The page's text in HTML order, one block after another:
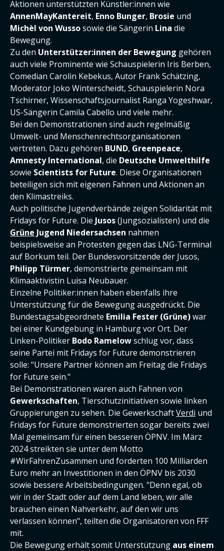
Aktionen unterstützten Künstler:innen wie
AnnenMayKantereit, Enno Bunger, Brosie und
Michèl von Wussosowie die Sängerin Lina die
Bewegung.
Zu den Unterstützer:innen der Bewegung gehören
auch viele Prominente wie Schauspielerin Iris Berben,
Comedian Carolin Kebekus, Autor Frank Schätzing,
Moderator Joko Winterscheidt, Schauspielerin Nora
Tschirner, Wissenschaftsjournalist Ranga Yogeshwar,
US-Sängerin Camila Cabello und viele mehr.
Bei den Demonstrationen sind auch regelmäßig
Umwelt- und Menschenrechtsorganisationen
vertreten. Dazu gehören BUND, Greenpeace,
Amnesty International, die Deutsche Umwelthilfe
sowie Scientists for Future. Diese Organisationen
beteiligen sich mit eigenen Fahnen und Aktionen an
den Klimastreiks.
Auch politische Jugendverbände zeigen Solidarität mit
Fridays for Future. Die Jusos(Jungsozialisten) und die
Grüne Jugend Niedersachsen nahmen
beispielsweise an Protesten gegen das LNG-Terminal
auf Borkum teil. Der Bundesvorsitzende der Jusos,
Philipp Türmer, demonstrierte gemeinsam mit
Klimaaktivistin Luisa Neubauer.
Einzelne Politiker:innen haben ebenfalls ihre
Unterstützung für die Bewegung ausgedrückt. Die
Bundestagsabgeordnete Emilia Fester (Grüne)war
bei einer Kundgebung in Hamburg vor Ort. Der
Linken-Politiker Bodo Ramelowschlug vor, dass
seine Partei mit Fridays for Future demonstrieren
solle: "Unsere Partner können am Freitag die Fridays
for Future sein."
Bei Demonstrationen waren auch Fahnen von
Gewerkschaften, Tierschutzinitiativen sowie linken
Gruppierungen zu sehen. Die GewerkschaftVerdi und
Fridays for Future demonstrierten sogar bereits zwei
Mal gemeinsam für einen besseren ÖPNV. Im März
2024 streikten sie unter dem Motto
#WirFahrenZusammen und forderten 100 Milliarden
Euro mehr an Investitionen in den ÖPNV bis 2030
sowie bessere Arbeitsbedingungen. "Denn egal, ob
wir in der Stadt oder auf dem Land leben, wir alle
brauchen einen Nahverkehr, auf den wir uns
verlassen können", teilten die Organisatoren von FFF
mit.
Die Bewegung erhält somit Unterstützung aus einem